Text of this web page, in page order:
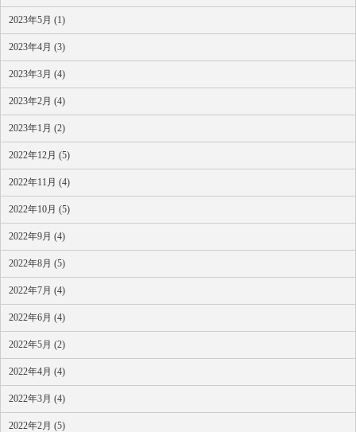
2023年5月 (1)
2023年4月 (3)
2023年3月 (4)
2023年2月 (4)
2023年1月 (2)
2022年12月 (5)
2022年11月 (4)
2022年10月 (5)
2022年9月 (4)
2022年8月 (5)
2022年7月 (4)
2022年6月 (4)
2022年5月 (2)
2022年4月 (4)
2022年3月 (4)
2022年2月 (5)